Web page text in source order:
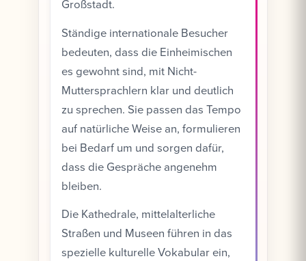
Großstadt.
Ständige internationale Besucher
bedeuten, dass die Einheimischen
es gewohnt sind, mit Nicht-
Muttersprachlern klar und deutlich
zu sprechen. Sie passen das Tempo
auf natürliche Weise an, formulieren
bei Bedarf um und sorgen dafür,
dass die Gespräche angenehm
bleiben.
Die Kathedrale, mittelalterliche
Straßen und Museen führen in das
spezielle kulturelle Vokabular ein,